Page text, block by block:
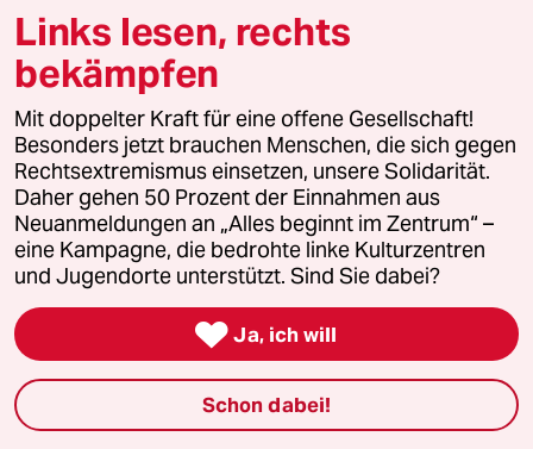
@Arne Babenhauserheide:
FFF hat mehr erreicht als die LG. Die
haben es geschafft, dass alle
Parteien Klimaschutz ins
Parteiprogramm genommen haben -
natürlich nicht alle mit dem gleichen
Ernst. Die LG macht gerade kaputt,
was FFF aufgebaut hat: einen
gesellschaftlichen Konsens zum
Handeln.
28.03.2023,10:35 Uhr
@Strolch:
Klimaschutz im Parteiprogramm ist
Links lesen, rechts
bekämpfen
Mit doppelter Kraft für eine offene Gesellschaft!
Besonders jetzt brauchen Menschen, die sich gegen
Rechtsextremismus einsetzen, unsere Solidarität.
Daher gehen 50 Prozent der Einnahmen aus
Neuanmeldungen an „Alles beginnt im Zentrum“ –
eine Kampagne, die bedrohte linke Kulturzentren
und Jugendorte unterstützt. Sind Sie dabei?
 Ja, ich will
Schon dabei!